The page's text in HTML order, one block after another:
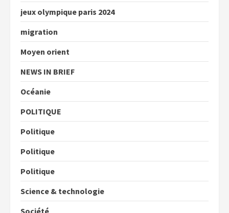
jeux olympique paris 2024
migration
Moyen orient
NEWS IN BRIEF
Océanie
POLITIQUE
Politique
Politique
Politique
Science & technologie
Société